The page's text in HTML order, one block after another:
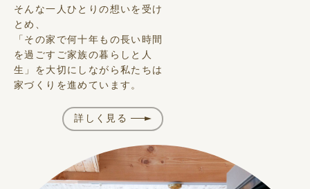
そんな一人ひとりの想いを受け
とめ、
「その家で何十年もの長い時間
を過ごすご家族の暮らしと人
生」を大切にしながら私たちは
家づくりを進めています。
詳しく見る